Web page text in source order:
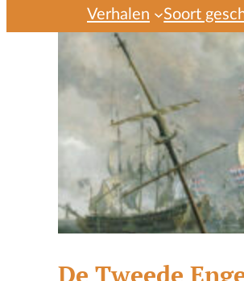
Verhalen Soort